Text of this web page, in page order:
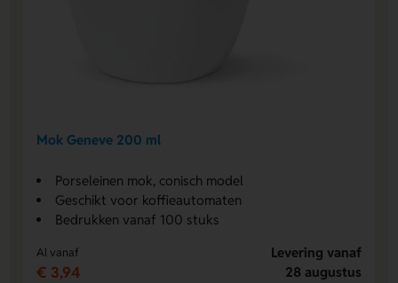
Mok Geneve 200 ml
Porseleinen mok, conisch model
Geschikt voor koffieautomaten
Bedrukken vanaf 100 stuks
Al vanaf
€ 3,94
Levering vanaf
28 augustus